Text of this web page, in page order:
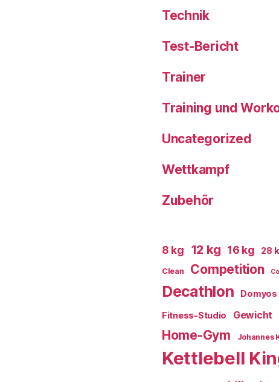
Technik
Test-Bericht
Trainer
Training und
Uncategorized
Wettkampf
Zubehör
8 kg 12 kg 16 kg 28
Clean Competition
Decathlon Domyos
Fitness-Studio Gewicht
Home-Gym Johannes
Kettlebell